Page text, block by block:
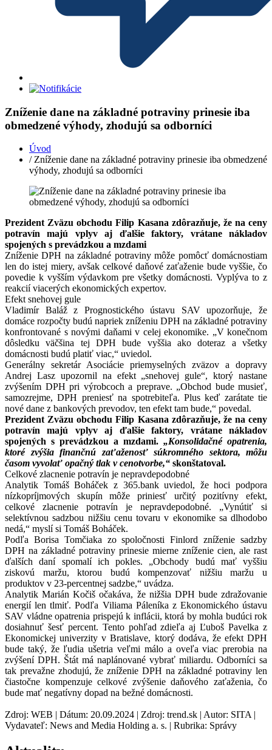
Zníženie dane na základné potraviny prinesie iba
obmedzené výhody, zhodujú sa odborníci
Úvod
/ Zníženie dane na základné potraviny prinesie iba obmedzené
výhody, zhodujú sa odborníci
Prezident Zväzu obchodu Filip Kasana zdôrazňuje, že na ceny
potravín majú vplyv aj ďalšie faktory, vrátane nákladov
spojených s prevádzkou a mzdami
Zníženie DPH na základné potraviny môže pomôcť domácnostiam
len do istej miery, avšak celkové daňové zaťaženie bude vyššie, čo
povedie k vyšším výdavkom pre všetky domácnosti. Vyplýva to z
reakcií viacerých ekonomických expertov.
Efekt snehovej gule
Vladimír Baláž z Prognostického ústavu SAV upozorňuje, že
domáce rozpočty budú napriek zníženiu DPH na základné potraviny
konfrontované s novými daňami v celej ekonomike. „V konečnom
dôsledku väčšina tej DPH bude vyššia ako doteraz a všetky
domácnosti budú platiť viac,“ uviedol.
Generálny sekretár Asociácie priemyselných zväzov a dopravy
Andrej Lasz upozornil na efekt „snehovej gule“, ktorý nastane
zvýšením DPH pri výrobcoch a preprave. „Obchod bude musieť,
samozrejme, DPH preniesť na spotrebiteľa. Plus keď zarátate tie
nové dane z bankových prevodov, ten efekt tam bude,“ povedal.
Prezident Zväzu obchodu Filip Kasana zdôrazňuje, že na ceny
potravín majú vplyv aj ďalšie faktory, vrátane nákladov
spojených s prevádzkou a mzdami. „Konsolidačné opatrenia,
ktoré zvýšia finančnú zaťaženosť súkromného sektora, môžu
časom vyvolať opačný tlak v cenotvorbe,“ skonštatoval.
Celkové zlacnenie potravín je nepravdepodobné
Analytik Tomáš Boháček z 365.bank uviedol, že hoci podpora
nízkopríjmových skupín môže priniesť určitý pozitívny efekt,
celkové zlacnenie potravín je nepravdepodobné. „Vynútiť si
selektívnou sadzbou nižšiu cenu tovaru v ekonomike sa dlhodobo
nedá,“ myslí si Tomáš Boháček.
Podľa Borisa Tomčiaka zo spoločnosti Finlord zníženie sadzby
DPH na základné potraviny prinesie mierne zníženie cien, ale rast
ďalších daní spomalí ich pokles. „Obchody budú mať vyššiu
ziskovú maržu, ktorou budú kompenzovať nižšiu maržu u
produktov v 23-percentnej sadzbe,“ uvádza.
Analytik Marián Kočiš očakáva, že nižšia DPH bude zdražovanie
energií len tlmiť. Podľa Viliama Páleníka z Ekonomického ústavu
SAV vládne opatrenia prispejú k inflácii, ktorá by mohla budúci rok
dosiahnuť šesť percent. Tento pohľad zdieľa aj Ľuboš Pavelka z
Ekonomickej univerzity v Bratislave, ktorý dodáva, že efekt DPH
bude taký, že ľudia ušetria veľmi málo a oveľa viac prerobia na
zvýšení DPH. Štát má naplánované vybrať miliardu. Odborníci sa
tak prevažne zhodujú, že zníženie DPH na základné potraviny len
čiastočne kompenzuje celkové zvýšenie daňového zaťaženia, čo
bude mať negatívny dopad na bežné domácnosti.
Zdroj: WEB | Dátum: 20.09.2024 | Zdroj: trend.sk | Autor: SITA |
Vydavateľ: News and Media Holding a. s. | Rubrika: Správy